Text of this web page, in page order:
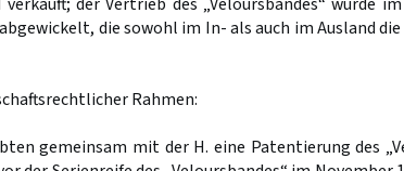
die sowohl im In- als auch im Ausland
Rahmen:
gemeinsam mit der H. eine Patentierung des